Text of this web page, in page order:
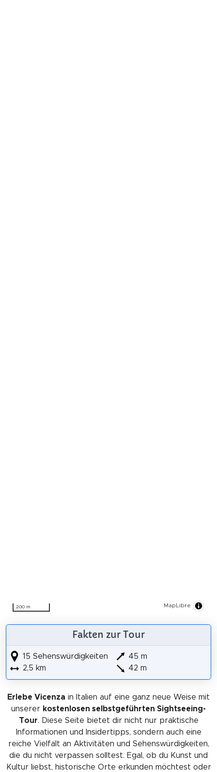
200 m MapLibre
Fakten zur Tour
15 Sehenswürdigkeiten
2,5 km
45 m
42 m
Erlebe Vicenza in Italien auf eine ganz neue Weise mit
unserer kostenlosen selbstgeführten Sightseeing-
Tour. Diese Seite bietet dir nicht nur praktische
Informationen und Insidertipps, sondern auch eine
reiche Vielfalt an Aktivitäten und Sehenswürdigkeiten,
die du nicht verpassen solltest. Egal, ob du Kunst und
Kultur liebst, historische Orte erkunden möchtest oder